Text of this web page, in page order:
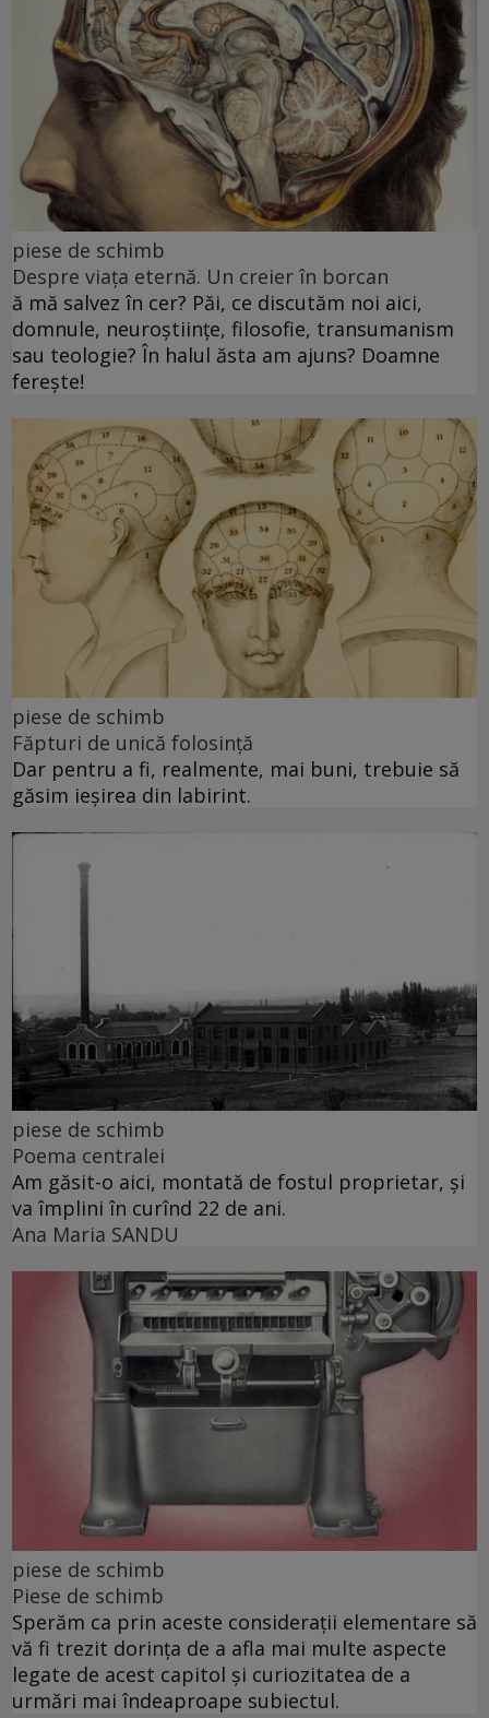
piese de schimb
Despre viața eternă. Un creier în borcan
ă mă salvez în cer? Păi, ce discutăm noi aici,
domnule, neuroștiințe, filosofie, transumanism
sau teologie? În halul ăsta am ajuns? Doamne
ferește!
piese de schimb
Făpturi de unică folosință
Dar pentru a fi, realmente, mai buni, trebuie să
găsim ieșirea din labirint.
piese de schimb
Poema centralei
Am găsit-o aici, montată de fostul proprietar, și
va împlini în curînd 22 de ani.
Ana Maria SANDU
piese de schimb
Piese de schimb
Sperăm ca prin aceste considerații elementare să
vă fi trezit dorința de a afla mai multe aspecte
legate de acest capitol și curiozitatea de a
urmări mai îndeaproape subiectul.